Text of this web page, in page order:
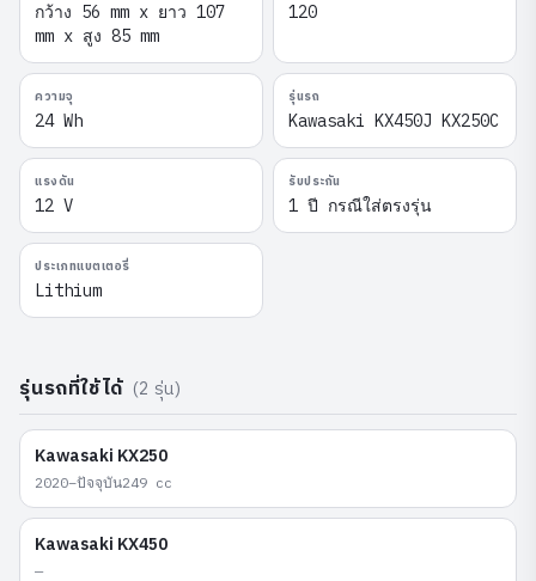
กว้าง 56 mm x ยาว 107
mm x สูง 85 mm
120
ความจุ
24 Wh
รุ่นรถ
Kawasaki KX450J KX250C
แรงดัน
12 V
รับประกัน
1 ปี กรณีใส่ตรงรุ่น
ประเภทแบตเตอรี่
Lithium
รุ่นรถที่ใช้ได้ (2 รุ่น)
Kawasaki KX250
2020–ปัจจุบัน249 cc
Kawasaki KX450
—